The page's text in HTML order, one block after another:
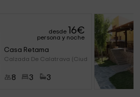
desde 16€
persona y noche
Casa Retama
Calzada De Calatrava (Ciudad R
8 3 3